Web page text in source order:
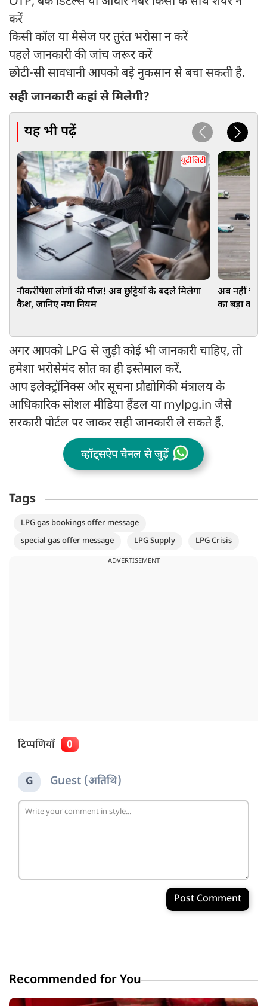
करें
किसी कॉल या मैसेज पर तुरंत भरोसा न करें
पहले जानकारी की जांच जरूर करें
छोटी-सी सावधानी आपको बड़े नुकसान से बचा सकती है.
सही जानकारी कहां से मिलेगी?
यह भी पढ़ें
यूटीलिटी
नौकरीपेशा लोगों की मौज! अब छुट्टियों के बदले मिलेगा
कैश, जानिए नया नियम
अब नहीं
का बड़ा कदम
अगर आपको LPG से जुड़ी कोई भी जानकारी चाहिए, तो
हमेशा भरोसेमंद स्रोत का ही इस्तेमाल करें.
आप इलेक्ट्रॉनिक्स और सूचना प्रौद्योगिकी मंत्रालय के
आधिकारिक सोशल मीडिया हैंडल या mylpg.in जैसे
सरकारी पोर्टल पर जाकर सही जानकारी ले सकते हैं.
व्हॉट्सऐप चैनल से जुड़ें
Tags
LPG gas bookings offer message
special gas offer message
LPG Supply LPG Crisis
ADVERTISEMENT
टिप्पणियाँ 0
G Guest (अतिथि)
Post Comment
Recommended for You